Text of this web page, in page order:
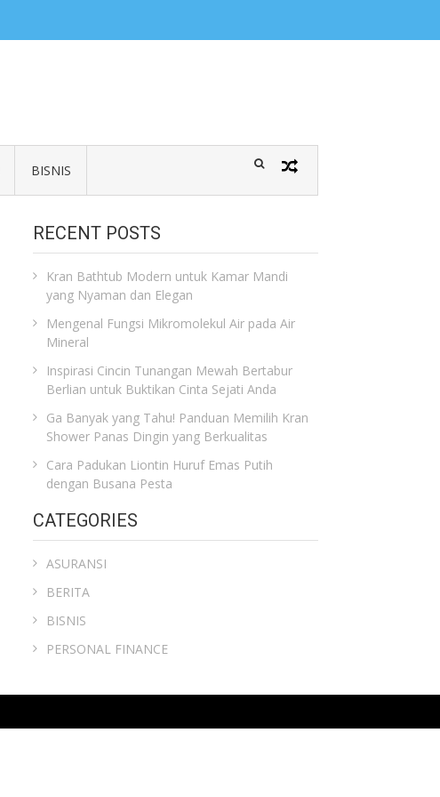
BISNIS
RECENT POSTS
Kran Bathtub Modern untuk Kamar Mandi
yang Nyaman dan Elegan
Mengenal Fungsi Mikromolekul Air pada Air
Mineral
Inspirasi Cincin Tunangan Mewah Bertabur
Berlian untuk Buktikan Cinta Sejati Anda
Ga Banyak yang Tahu! Panduan Memilih Kran
Shower Panas Dingin yang Berkualitas
Cara Padukan Liontin Huruf Emas Putih
dengan Busana Pesta
CATEGORIES
ASURANSI
BERITA
BISNIS
PERSONAL FINANCE